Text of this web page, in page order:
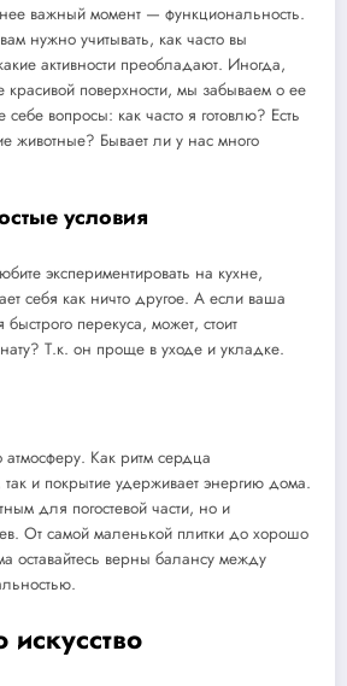
важный момент — функциональность.
нужно учитывать, как часто вы
активности преобладают. Иногда,
красивой поверхности, мы забываем о ее
себе вопросы: как часто я готовлю? Есть
животные? Бывает ли у нас много
условия
экспериментировать на кухне,
себя как ничто другое. А если ваша
перекуса, может, стоит
Т.к. он проще в уходе и укладке.
атмосферу. Как ритм сердца
и покрытие удерживает энергию дома.
для погостевой части, но и
От самой маленькой плитки до хорошо
оставайтесь верны балансу между